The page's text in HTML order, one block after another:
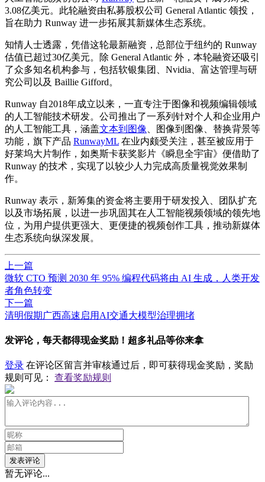
3.08亿美元。此轮融资由私募股权公司 General Atlantic 领投，
旨在助力 Runway 进一步拓展其新媒体生态系统。
知情人士透露，凭借这轮最新融资，总部位于纽约的 Runway
估值已超过30亿美元。除 General Atlantic 外，本轮融资还吸引
了众多知名机构参与，包括软银集团、Nvidia、富达管理与研
究公司以及 Baillie Gifford。
Runway 自2018年成立以来，一直专注于图像和视频编辑领域
的人工智能技术研发。公司推出了一系列针对个人和企业用户
的人工智能工具，涵盖文本到图像 、图像到图像、替换背景等
功能，旗下产品 RunwayML 在业内颇受关注，甚至被应用于
好莱坞大片制作，如奥斯卡获奖影片《瞬息全宇宙》便借助了
Runway 的技术，实现了以较少人力完成高质量视觉效果制
作。
Runway 表示，新筹集的资金将主要用于研发投入、团队扩充
以及市场拓展，以进一步巩固其在人工智能视频领域的领先地
位，为用户提供更强大、更便捷的视频创作工具，推动新媒体
生态系统向纵深发展。
上一篇
微软 CTO 预测 2030 年 95% 编程代码将由 AI 生成，人类开发
者角色转变
下一篇
清明假期广西高速启用AI交通大模型治理拥堵
发评论，每天都得现金奖励！超多礼品等你来拿
登录 在评论区留言并审核通过后，即可获得现金奖励，奖励
规则可见： 查看奖励规则
发表评论
暂无评论...